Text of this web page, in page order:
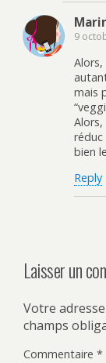
9
mais
Alors,
réduc
bien
Reply
Laisser un
Votre
champs
Commentaire *